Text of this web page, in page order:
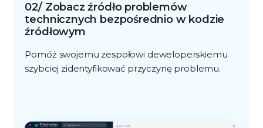
02/ Zobacz źródło problemów
technicznych bezpośrednio w kodzie
źródłowym
Pomóż swojemu zespołowi deweloperskiemu
szybciej zidentyfikować przyczynę problemu.